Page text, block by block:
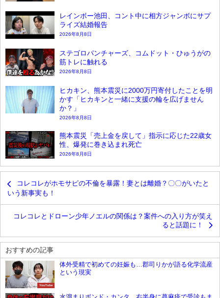
レインボー池田、コント中に相方ジャンボにサプ
ライズ結婚報告
2026年8月8日
ステゴロパンチャーズ、コムドット・ひゅうがの
筋トレに触れる
2026年8月8日
ヒカキン、熊本震災に2000万円寄付したことを明
かす「ヒカキンと一緒に支援の輪を広げません
か？」
2026年8月8日
熊本震災「売上金を戻して」指示に応じた22歳女
性、爆発に巻き込まれ死亡
2026年8月8日
コレコレがホモサピの不倫を暴露！妻とは離婚？〇〇がいたと
いう新事実も！
コレコレとドローン少年ノエルの関係は？案件への入り方が笑え
ると話題に！
おすすめの記事
YouTube
体外受精で初めての妊娠も…郡司りかが語る化学流産
という現実